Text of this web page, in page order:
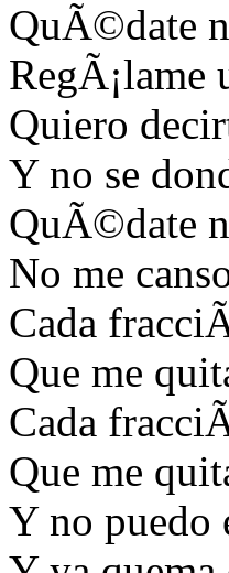
QuÃ©date
RegÃ¡lame
Quiero
Y no se
QuÃ©date
No me
Cada
Que me
Cada
Que me
Y no puedo